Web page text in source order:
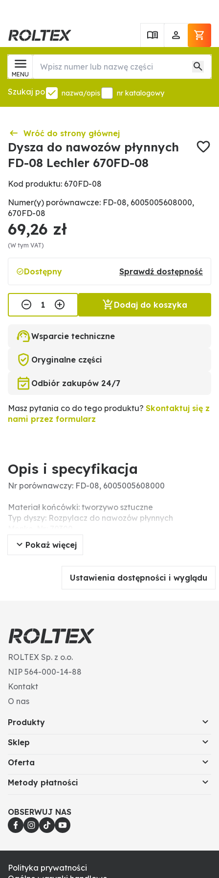
MENU
Szukaj po nazwa/opis nr katalogowy
Wróć do strony głównej
Dysza do nawozów płynnych
FD-08 Lechler 670FD-08
Kod produktu: 670FD-08
Numer(y) porównawcze: FD-08, 6005005608000,
670FD-08
69,26 zł
(W tym VAT)
Dostępny Sprawdź dostępność
Dodaj do koszyka
Wsparcie techniczne
Oryginalne części
Odbiór zakupów 24/7
Masz pytania co do tego produktu? Skontaktuj się z
nami przez formularz
Opis i specyfikacja
Nr porównawczy: FD-08, 6005005608000
Materiał końcówki: tworzywo sztuczne
Typ dyszy: Rozpylacz do nawozów płynnych
Kąt oprysku: 130°
Obudowa - materiał: tworzywo sztuczne
Dodatkowe informacje: Pasujące adaptery do innych
systemów można znaleźć na stronie XXX.
Pokaż więcej
Ustawienia dostępności i wyglądu
ROLTEX Sp. z o.o.
NIP 564-000-14-88
Kontakt
O nas
Produkty
Sklep
Oferta
Metody płatności
OBSERWUJ NAS
Polityka prywatności